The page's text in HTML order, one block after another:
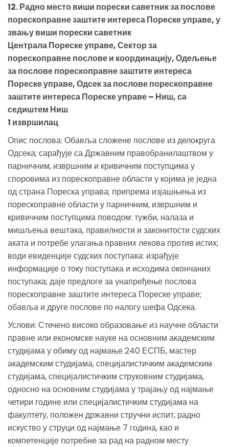
12. Радно место виши порески саветник за послове
порескоправне заштите интереса Пореске управе, у
звању виши порески саветник
Централа Пореске управе, Сектор за
порескоправне послове и координацију, Одељење
за послове порескоправне заштите интереса
Пореске управе, Одсек за послове порескоправне
заштите интереса Пореске управе – Ниш, са
седиштем Ниш
1 извршилац
Опис послова: Обавља сложене послове из делокруга
Одсека; сарађује са Државним правобранилаштвом у
парничним, извршним и кривичним поступцима у
споровима из порескоправне области у којима је једна
од страна Пореска управа; припрема изјашњења из
порескоправне области у парничним, извршним и
кривичним поступцима поводом: тужби, налаза и
мишљења вештака, правилности и законитости судских
аката и потребе улагања правних лекова против истих;
води евиденције судских поступака: израђује
информације о току поступака и исходима окончаних
поступака; даје предлоге за унапређење послова
порескоправне заштите интереса Пореске управе;
обавља и друге послове по налогу шефа Одсека.
Услови: Стечено високо образовање из научне области
правне или економске науке на основним академским
студијама у обиму од најмање 240 ЕСПБ, мастер
академским студијама, специјалистичким академским
студијама, специјалистичким струковним студијама,
односно на основним студијама у трајању од најмање
четири године или специјалистичким студијама на
факултету, положен државни стручни испит, радно
искуство у струци од најмање 7 година, као и
компетенције потребне за рад на радном месту